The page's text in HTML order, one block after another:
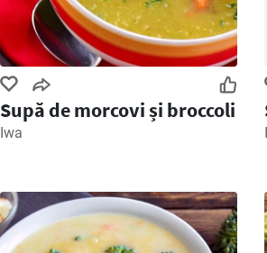
Supă de morcovi și broccoli
Iwa